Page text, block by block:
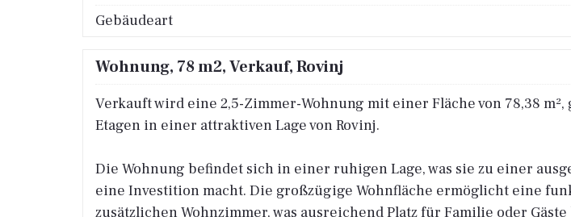
Gebäudeart
Wohnung, 78 m2, Verkauf, Rovinj
Verkauft wird eine 2,5-Zimmer-Wohnung mit einer Fläche von 78,38
Etagen in einer attraktiven Lage von Rovinj.
Die Wohnung befindet sich in einer ruhigen Lage, was sie zu einer
eine Investition macht. Die großzügige Wohnfläche ermöglicht eine
zusätzlichen Wohnzimmer, was ausreichend Platz für Familie oder